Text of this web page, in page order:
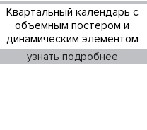
Квартальный календарь с
объемным постером и
динамическим элементом
узнать подробнее